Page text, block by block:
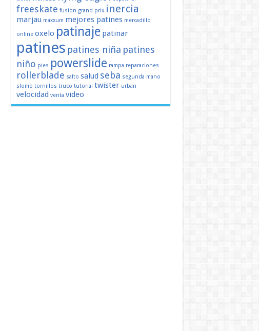
freeskate fusion grand prix inercia
marjau maxxum mejores patines mercadillo
online oxelo patinaje patinar
patines patines niña patines
niño pies powerslide rampa reparaciones
rollerblade salto salud seba segunda mano
slomo tornillos truco tutorial twister urban
velocidad venta video